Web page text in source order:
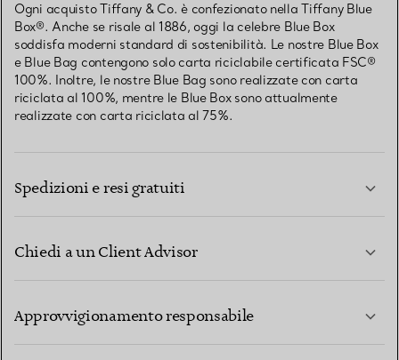
Ogni acquisto Tiffany & Co. è confezionato nella Tiffany Blue
Box®. Anche se risale al 1886, oggi la celebre Blue Box
soddisfa moderni standard di sostenibilità. Le nostre Blue Box
e Blue Bag contengono solo carta riciclabile certificata FSC®
100%. Inoltre, le nostre Blue Bag sono realizzate con carta
riciclata al 100%, mentre le Blue Box sono attualmente
realizzate con carta riciclata al 75%.
Spedizioni e resi gratuiti
Chiedi a un Client Advisor
Approvvigionamento responsabile